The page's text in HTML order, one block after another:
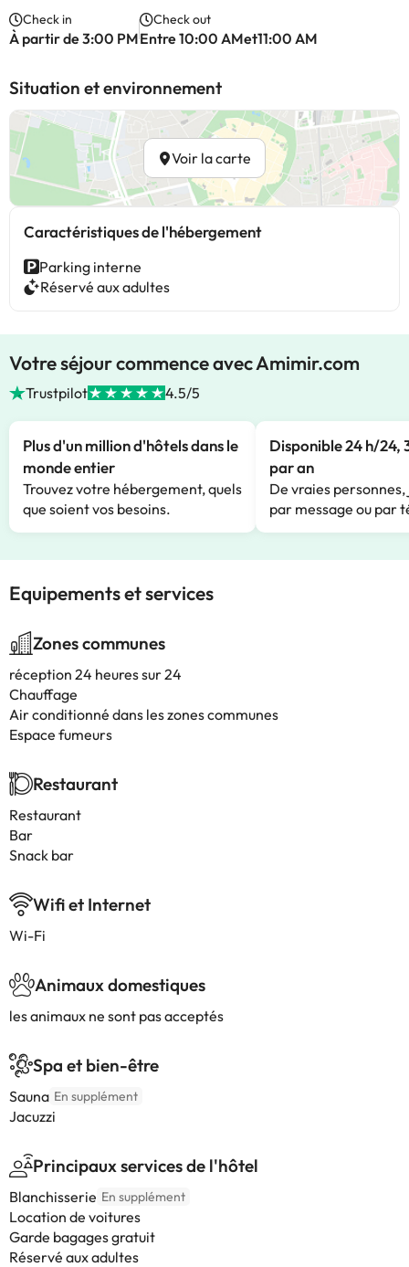
Check in
À partir de 3:00 PM
Check out
Entre 10:00 AMet11:00 AM
Situation et environnement
Voir la carte
Caractéristiques de l'hébergement
Parking interne
Réservé aux adultes
Votre séjour commence avec Amimir.com
Trustpilot 4.5/5
Plus d'un million d'hôtels dans le
monde entier
Trouvez votre hébergement, quels
que soient vos besoins.
Disponible 24 h/24,
par an
De vraies
par message ou par
Equipements et services
Zones communes
réception 24 heures sur 24
Chauffage
Air conditionné dans les zones communes
Espace fumeurs
Restaurant
Restaurant
Bar
Snack bar
Wifi et Internet
Wi-Fi
Animaux domestiques
les animaux ne sont pas acceptés
Spa et bien-être
Sauna En supplément
Jacuzzi
Principaux services de l'hôtel
Blanchisserie En supplément
Location de voitures
Garde bagages gratuit
Réservé aux adultes